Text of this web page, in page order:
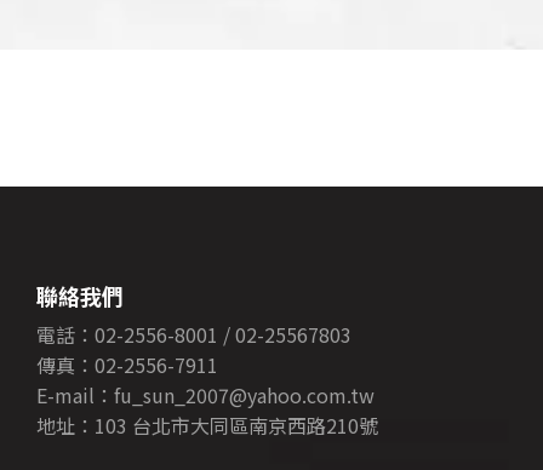
聯絡我們
電話：02-2556-8001 / 02-25567803
傳真：02-2556-7911
E-mail：fu_sun_2007@yahoo.com.tw
地址：103 台北市大同區南京西路210號